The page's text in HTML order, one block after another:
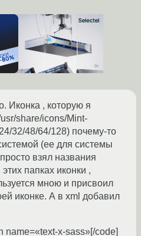
Иконка , которую я
share/icons/Mint-
32/48/64/128) почему-то
(ее для системы
взял названия
папках иконки ,
мною и присвоил
иконке. А в xml добавил
name=«text-x-sass»[/code]